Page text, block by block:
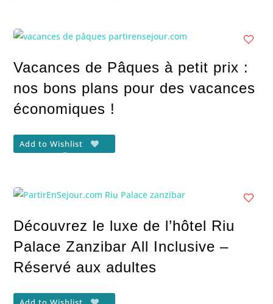
Vacances de Pâques à petit prix :
nos bons plans pour des vacances
économiques !
Add to Wishlist
Découvrez le luxe de l’hôtel Riu
Palace Zanzibar All Inclusive –
Réservé aux adultes